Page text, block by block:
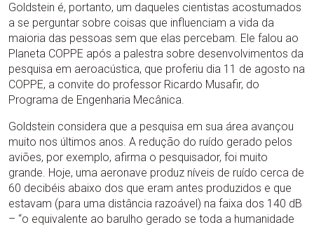
Goldstein é, portanto, um daqueles cientistas acostumados
a se perguntar sobre coisas que influenciam a vida da
maioria das pessoas sem que elas percebam. Ele falou ao
Planeta COPPE após a palestra sobre desenvolvimentos da
pesquisa em aeroacústica, que proferiu dia 11 de agosto na
COPPE, a convite do professor Ricardo Musafir, do
Programa de Engenharia Mecânica.
Goldstein considera que a pesquisa em sua área avançou
muito nos últimos anos. A redução do ruído gerado pelos
aviões, por exemplo, afirma o pesquisador, foi muito
grande. Hoje, uma aeronave produz níveis de ruído cerca de
60 decibéis abaixo dos que eram antes produzidos e que
estavam (para uma distância razoável) na faixa dos 140 dB
– “o equivalente ao barulho gerado se toda a humanidade